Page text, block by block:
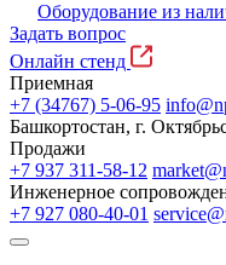
Оборудование из
Задать вопрос
Онлайн стенд
Приемная
+7 (34767) 5-06-95
Башкортостан, г.
Продажи
+7 937 311-58-12
Инженерное
+7 927 080-40-01